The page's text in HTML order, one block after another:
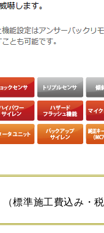
（標準施工費込み・